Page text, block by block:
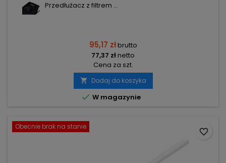
Przedłużacz z filtrem ...
95,17 złbrutto
77,37 złnetto
Cena za szt.
 Dodaj do koszyka
 W magazynie
Obecnie brak na stanie
favorite_border